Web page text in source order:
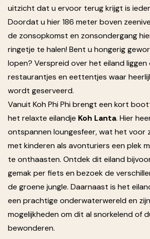
uitzicht dat u ervoor terug krijgt is
Doordat u hier 186 meter boven
de zonsopkomst en zonsondergang
ringetje te halen! Bent u hongerig
lopen? Verspreid over het eiland liggen
restaurantjes en eettentjes waar
wordt geserveerd.
Vanuit Koh Phi Phi brengt een kort
het relaxte eilandje Koh Lanta. Hier
ontspannen loungesfeer, wat het voor
met kinderen als avonturiers een plek
te onthaasten. Ontdek dit eiland
gemak per fiets en bezoek de
de groene jungle. Daarnaast is het
een prachtige onderwaterwereld en
mogelijkheden om dit al snorkelend of
bewonderen.